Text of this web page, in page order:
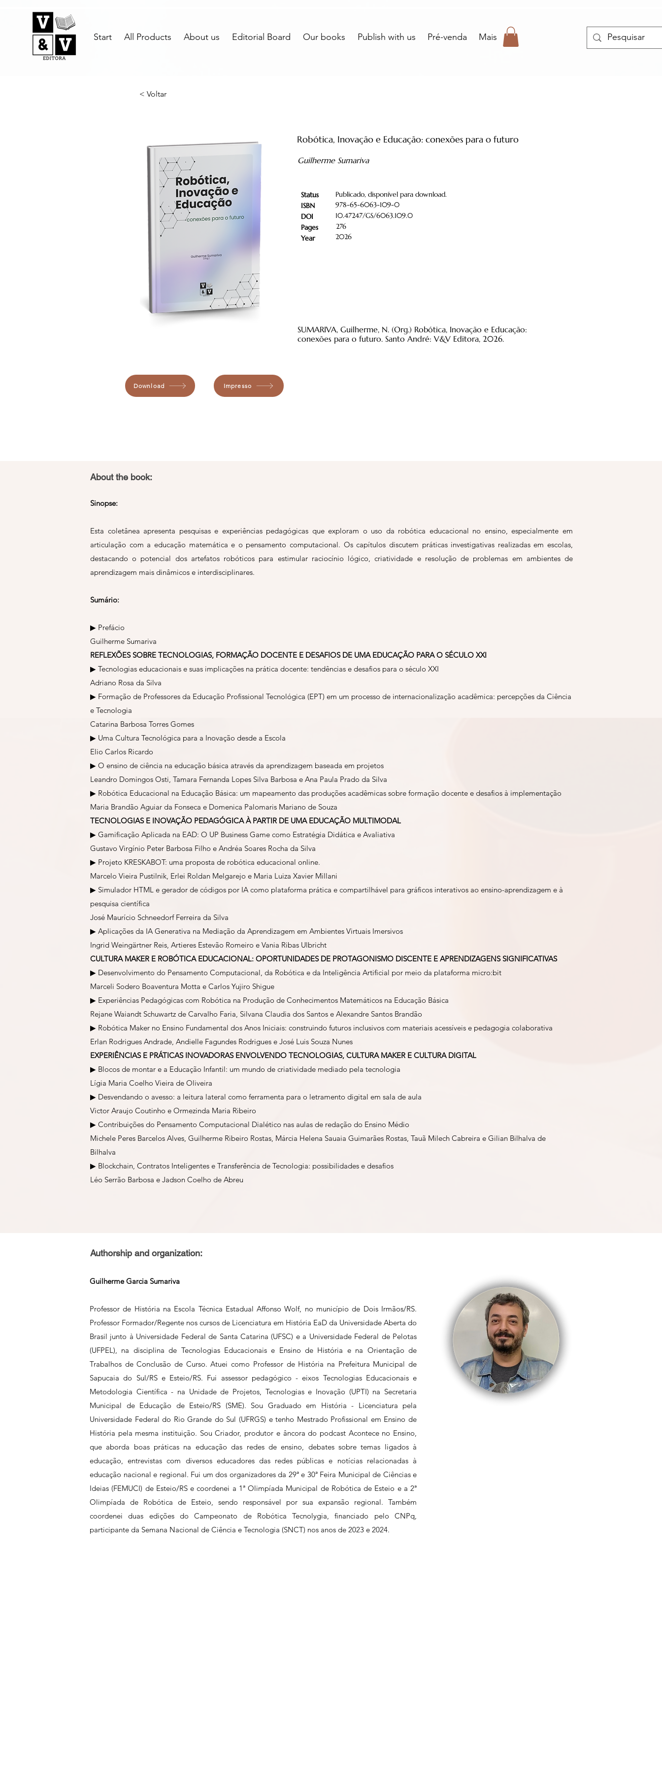
Start All Products About us Editorial Board Our books Publish with us Pré-venda Mais
< Voltar
Robótica, Inovação e Educação: conexões para o futuro
Guilherme Sumariva
Status
ISBN
DOI
Pages
Year
Publicado, disponível para download.
978-65-6063-109-0
10.47247/GS/6063.109.0
276
2026
SUMARIVA, Guilherme, N. (Org.) Robótica, Inovação e Educação:
conexões para o futuro. Santo André: V&V Editora, 2026.
Download Impresso
About the book:
Sinopse:
Esta coletânea apresenta pesquisas e experiências pedagógicas que exploram o uso da robótica educacional no ensino, especialmente em
articulação com a educação matemática e o pensamento computacional. Os capítulos discutem práticas investigativas realizadas em escolas,
destacando o potencial dos artefatos robóticos para estimular raciocínio lógico, criatividade e resolução de problemas em ambientes de
aprendizagem mais dinâmicos e interdisciplinares.
Sumário:
▶ Prefácio
Guilherme Sumariva
REFLEXÕES SOBRE TECNOLOGIAS, FORMAÇÃO DOCENTE E DESAFIOS DE UMA EDUCAÇÃO PARA O SÉCULO XXI
▶ Tecnologias educacionais e suas implicações na prática docente: tendências e desafios para o século XXI
Adriano Rosa da Silva
▶ Formação de Professores da Educação Profissional Tecnológica (EPT) em um processo de internacionalização acadêmica: percepções da Ciência
e Tecnologia
Catarina Barbosa Torres Gomes
▶ Uma Cultura Tecnológica para a Inovação desde a Escola
Elio Carlos Ricardo
▶ O ensino de ciência na educação básica através da aprendizagem baseada em projetos
Leandro Domingos Osti, Tamara Fernanda Lopes Silva Barbosa e Ana Paula Prado da Silva
▶ Robótica Educacional na Educação Básica: um mapeamento das produções acadêmicas sobre formação docente e desafios à implementação
Maria Brandão Aguiar da Fonseca e Domenica Palomaris Mariano de Souza
TECNOLOGIAS E INOVAÇÃO PEDAGÓGICA À PARTIR DE UMA EDUCAÇÃO MULTIMODAL
▶ Gamificação Aplicada na EAD: O UP Business Game como Estratégia Didática e Avaliativa
Gustavo Virgínio Peter Barbosa Filho e Andréa Soares Rocha da Silva
▶ Projeto KRESKABOT: uma proposta de robótica educacional online.
Marcelo Vieira Pustilnik, Erlei Roldan Melgarejo e Maria Luiza Xavier Millani
▶ Simulador HTML e gerador de códigos por IA como plataforma prática e compartilhável para gráficos interativos ao ensino-aprendizagem e à
pesquisa científica
José Maurício Schneedorf Ferreira da Silva
▶ Aplicações da IA Generativa na Mediação da Aprendizagem em Ambientes Virtuais Imersivos
Ingrid Weingärtner Reis, Artieres Estevão Romeiro e Vania Ribas Ulbricht
CULTURA MAKER E ROBÓTICA EDUCACIONAL: OPORTUNIDADES DE PROTAGONISMO DISCENTE E APRENDIZAGENS SIGNIFICATIVAS
▶ Desenvolvimento do Pensamento Computacional, da Robótica e da Inteligência Artificial por meio da plataforma micro:bit
Marceli Sodero Boaventura Motta e Carlos Yujiro Shigue
▶ Experiências Pedagógicas com Robótica na Produção de Conhecimentos Matemáticos na Educação Básica
Rejane Waiandt Schuwartz de Carvalho Faria, Silvana Claudia dos Santos e Alexandre Santos Brandão
▶ Robótica Maker no Ensino Fundamental dos Anos Iniciais: construindo futuros inclusivos com materiais acessíveis e pedagogia colaborativa
Erlan Rodrigues Andrade, Andielle Fagundes Rodrigues e José Luis Souza Nunes
EXPERIÊNCIAS E PRÁTICAS INOVADORAS ENVOLVENDO TECNOLOGIAS, CULTURA MAKER E CULTURA DIGITAL
▶ Blocos de montar e a Educação Infantil: um mundo de criatividade mediado pela tecnologia
Lígia Maria Coelho Vieira de Oliveira
▶ Desvendando o avesso: a leitura lateral como ferramenta para o letramento digital em sala de aula
Victor Araujo Coutinho e Ormezinda Maria Ribeiro
▶ Contribuições do Pensamento Computacional Dialético nas aulas de redação do Ensino Médio
Michele Peres Barcelos Alves, Guilherme Ribeiro Rostas, Márcia Helena Sauaia Guimarães Rostas, Tauã Milech Cabreira e Gilian Bilhalva de
Bilhalva
▶ Blockchain, Contratos Inteligentes e Transferência de Tecnologia: possibilidades e desafios
Léo Serrão Barbosa e Jadson Coelho de Abreu
Authorship and organization:
Guilherme Garcia Sumariva
Professor de História na Escola Técnica Estadual Affonso Wolf, no município de Dois Irmãos/RS.
Professor Formador/Regente nos cursos de Licenciatura em História EaD da Universidade Aberta do
Brasil junto à Universidade Federal de Santa Catarina (UFSC) e a Universidade Federal de Pelotas
(UFPEL), na disciplina de Tecnologias Educacionais e Ensino de História e na Orientação de
Trabalhos de Conclusão de Curso. Atuei como Professor de História na Prefeitura Municipal de
Sapucaia do Sul/RS e Esteio/RS. Fui assessor pedagógico - eixos Tecnologias Educacionais e
Metodologia Científica - na Unidade de Projetos, Tecnologias e Inovação (UPTI) na Secretaria
Municipal de Educação de Esteio/RS (SME). Sou Graduado em História - Licenciatura pela
Universidade Federal do Rio Grande do Sul (UFRGS) e tenho Mestrado Profissional em Ensino de
História pela mesma instituição. Sou Criador, produtor e âncora do podcast Acontece no Ensino,
que aborda boas práticas na educação das redes de ensino, debates sobre temas ligados à
educação, entrevistas com diversos educadores das redes públicas e notícias relacionadas à
educação nacional e regional. Fui um dos organizadores da 29ª e 30ª Feira Municipal de Ciências e
Ideias (FEMUCI) de Esteio/RS e coordenei a 1ª Olimpíada Municipal de Robótica de Esteio e a 2ª
Olimpíada de Robótica de Esteio, sendo responsável por sua expansão regional. Também
coordenei duas edições do Campeonato de Robótica Tecnolygia, financiado pelo CNPq,
participante da Semana Nacional de Ciência e Tecnologia (SNCT) nos anos de 2023 e 2024.